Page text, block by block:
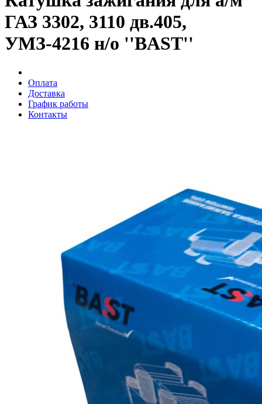
ГАЗ 3302, 3110 дв.405,
УМЗ-4216 н/о ''BAST''
Оплата
Доставка
График работы
Контакты